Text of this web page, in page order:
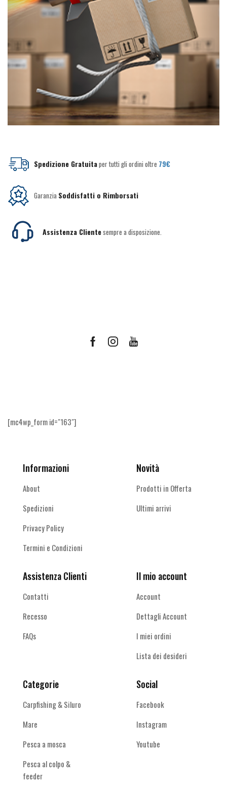
Spedizione Gratuitaper tutti gli ordini oltre 79€
Garanzia Soddisfatti o Rimborsati
Assistenza Clientesempre a disposizione.
FacebookInstagramYoutube
[mc4wp_form id="163"]
Informazioni
About
Spedizioni
Privacy Policy
Termini e Condizioni
Novità
Prodotti in Offerta
Ultimi arrivi
Assistenza Clienti
Contatti
Recesso
FAQs
Il mio account
Account
Dettagli Account
I miei ordini
Lista dei desideri
Categorie
Carpfishing & Siluro
Mare
Pesca a mosca
Pesca al colpo &
feeder
Social
Facebook
Instagram
Youtube